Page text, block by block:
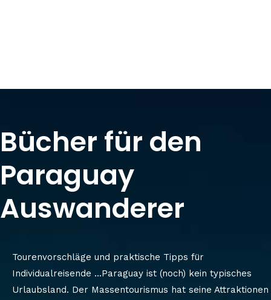
Bücher für den
Paraguay
Auswanderer
Tourenvorschläge und praktische Tipps für
Individualreisende ...Paraguay ist (noch) kein typisches
Urlaubsland. Der Massentourismus hat seine Attraktionen